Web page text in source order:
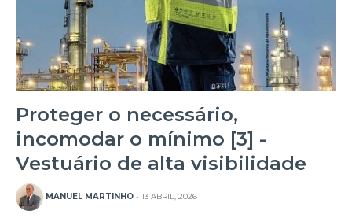
Proteger o necessário,
incomodar o mínimo [3] -
Vestuário de alta visibilidade
MANUEL MARTINHO - 13 ABRIL, 2026